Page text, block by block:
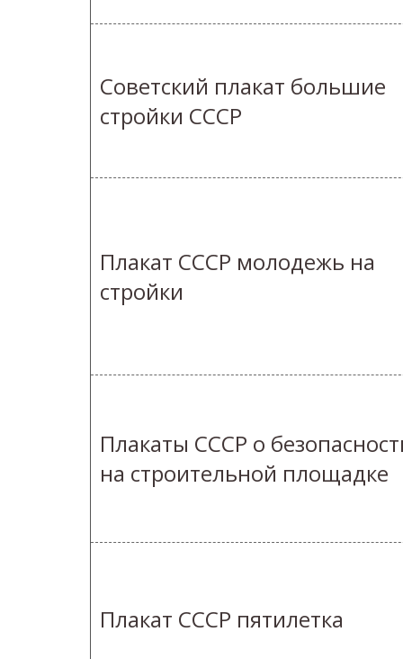
Советский плакат большие
стройки СССР
Плакат СССР молодежь на
стройки
Плакаты СССР о
на строительной площадке
Плакат СССР пятилетка